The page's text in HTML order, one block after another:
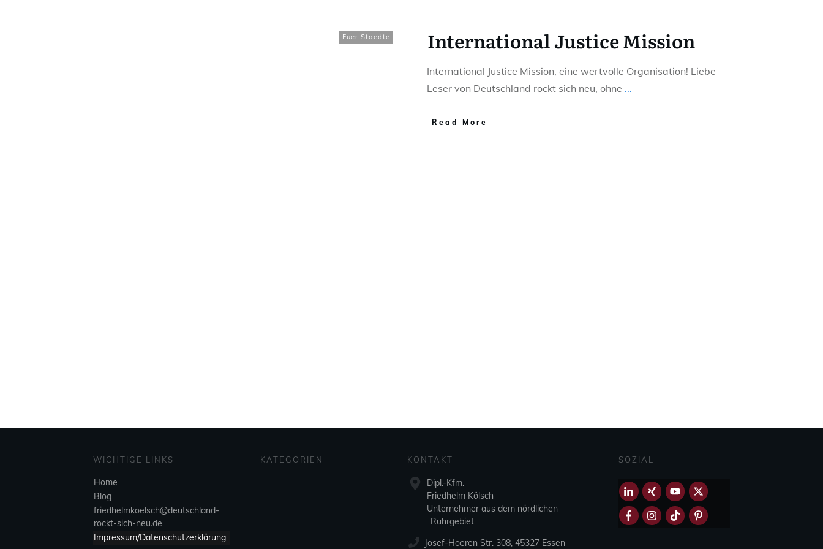
Fuer Staedte International Justice Mission
International Justice Mission, eine wertvolle Organisation! Liebe
Leser von Deutschland rockt sich neu, ohne ...
Read More
WICHTIGE LINKS
Home
Blog
friedhelmkoelsch@deutschland-
rockt-sich-neu.de
Impressum/Datenschutzerklärung
KATEGORIEN KONTAKT
Dipl.-Kfm.
Friedhelm Kölsch
Unternehmer aus dem nördlichen
Ruhrgebiet
Josef-Hoeren Str. 308, 45327 Essen
SOZIAL